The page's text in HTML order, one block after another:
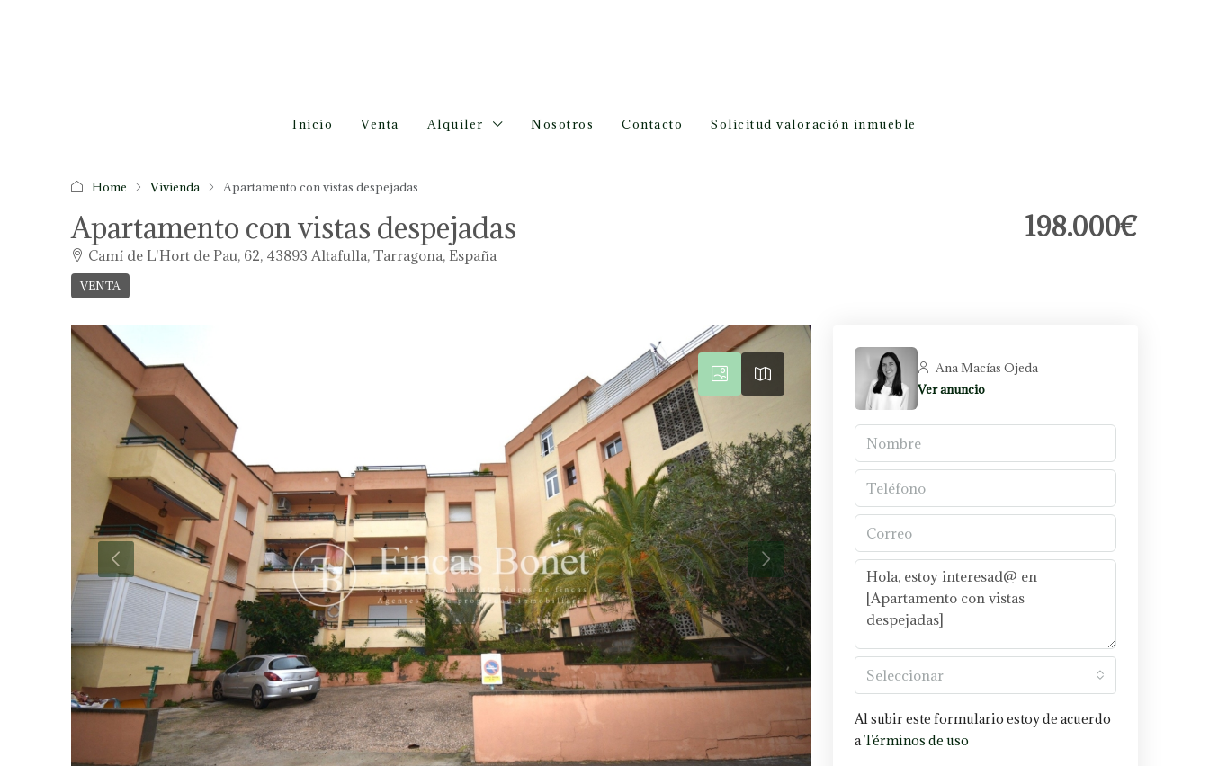
Inicio Venta Alquiler Nosotros Contacto Solicitud valoración inmueble
Home Vivienda Apartamento con vistas despejadas
Apartamento con vistas despejadas
Camí de L'Hort de Pau, 62, 43893 Altafulla, Tarragona, España
VENTA
198.000€
Ana Macías Ojeda
Ver anuncio
Seleccionar
Al subir este formulario estoy de acuerdo
aTérminos de uso